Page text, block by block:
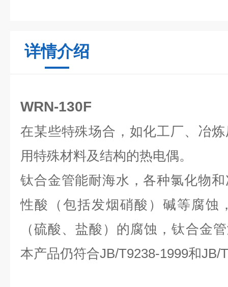
详情介绍
WRN-130F
在某些特殊场合，如化工厂、冶
用特殊材料及结构的热电偶。
钛合金管能耐海水，各种氯化物
性酸（包括发烟硝酸）碱等腐蚀
（硫酸、盐酸）的腐蚀，钛合金
本产品仍符合JB/T9238-1999和JB/